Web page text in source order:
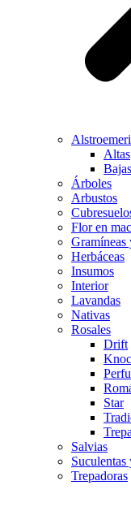
Altas
Bajas
Árboles
Arbustos
Flor en
Gramíneas
Herbáceas
Insumos
Interior
Lavandas
Nativas
Rosales
Drift
Star
Salvias
Suculentas
Trepadoras